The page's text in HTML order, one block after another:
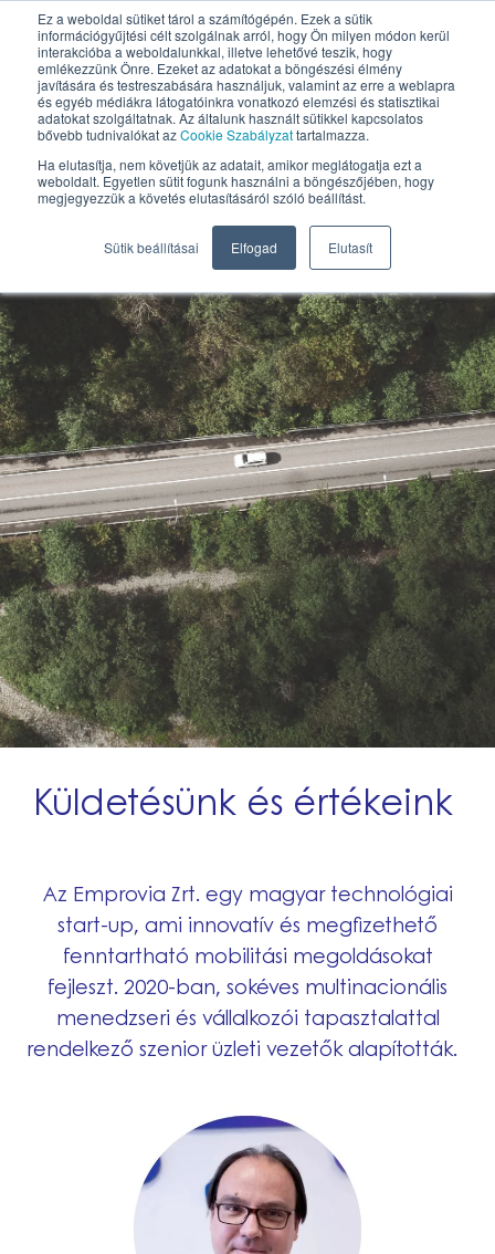
Ez a weboldal sütiket tárol a számítógépén. Ezek a sütik
információgyűjtési célt szolgálnak arról, hogy Ön milyen módon kerül
interakcióba a weboldalunkkal, illetve lehetővé teszik, hogy
emlékezzünk Önre. Ezeket az adatokat a böngészési élmény
javítására és testreszabására használjuk, valamint az erre a weblapra
és egyéb médiákra látogatóinkra vonatkozó elemzési és statisztikai
adatokat szolgáltatnak. Az általunk használt sütikkel kapcsolatos
bővebb tudnivalókat azCookie Szabályzattartalmazza.
Ha elutasítja, nem követjük az adatait, amikor meglátogatja ezt a
weboldalt. Egyetlen sütit fogunk használni a böngészőjében, hogy
megjegyezzük a követés elutasításáról szóló beállítást.
Sütik beállításai Elfogad Elutasít
HU
Küldetésünk és értékeink
Az Emprovia Zrt. egy magyar technológiai
start-up, ami innovatív és megfizethető
fenntartható mobilitási megoldásokat
fejleszt. 2020-ban, sokéves multinacionális
menedzseri és vállalkozói tapasztalattal
rendelkező szenior üzleti vezetők alapították.